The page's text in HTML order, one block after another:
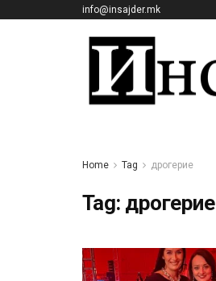
info@insajder.mk
Home Tag дрогерие
Tag: дрогерие